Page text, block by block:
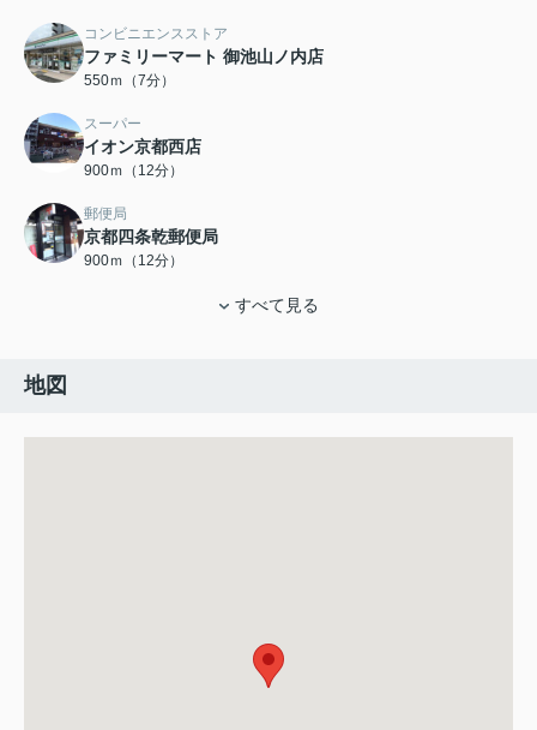
コンビニエンスストア
ファミリーマート 御池山ノ内店
550ｍ（7分）
スーパー
イオン京都西店
900ｍ（12分）
郵便局
京都四条乾郵便局
900ｍ（12分）
すべて見る
地図